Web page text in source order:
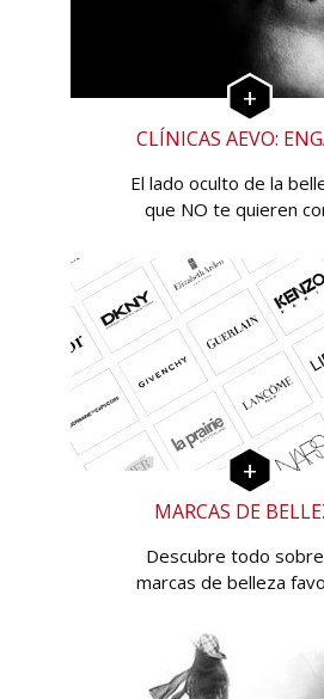
CLÍNICAS AEVO:
El lado oculto de la
que NO te quieren
MARCAS DE
Descubre todo
marcas de belleza